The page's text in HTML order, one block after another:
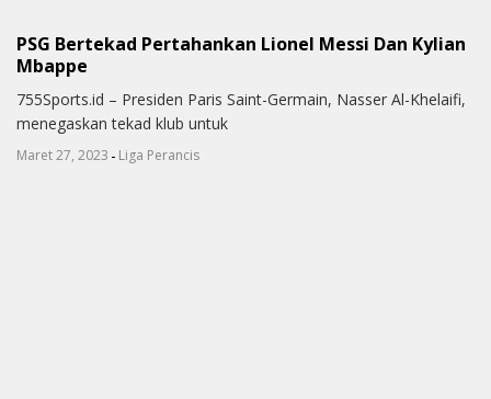
PSG Bertekad Pertahankan Lionel Messi Dan Kylian
Mbappe
755Sports.id – Presiden Paris Saint-Germain, Nasser Al-Khelaifi,
menegaskan tekad klub untuk
Maret 27, 2023 - Liga Perancis